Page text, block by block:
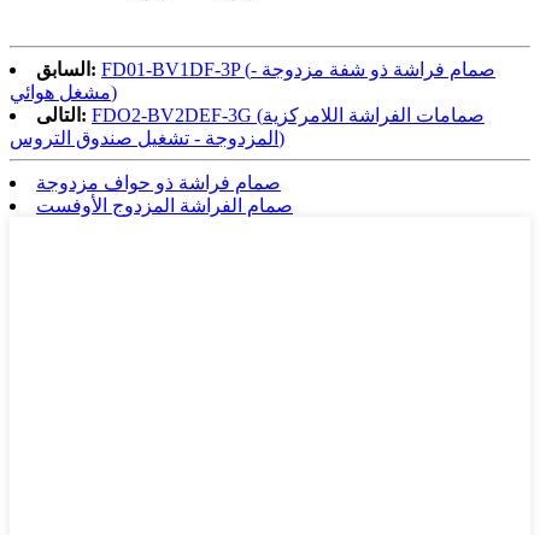
السابق: FD01-BV1DF-3P (صمام فراشة ذو شفة مزدوجة -
مشغل هوائي)
التالى: FDO2-BV2DEF-3G (صمامات الفراشة اللامركزية
المزدوجة - تشغيل صندوق التروس)
صمام فراشة ذو حواف مزدوجة
صمام الفراشة المزدوج الأوفست